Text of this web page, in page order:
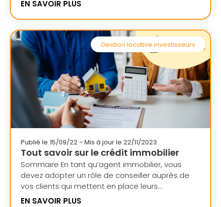
EN SAVOIR PLUS
Gestion locative investisseurs
Publié le 15/09/22 - Mis à jour le 22/11/2023
Tout savoir sur le crédit immobilier
Sommaire En tant qu’agent immobilier, vous
devez adopter un rôle de conseiller auprès de
vos clients qui mettent en place leurs...
EN SAVOIR PLUS